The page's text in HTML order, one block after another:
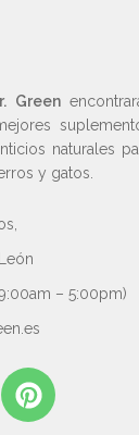
Green
naturales
y gatos.
– 5:00pm)